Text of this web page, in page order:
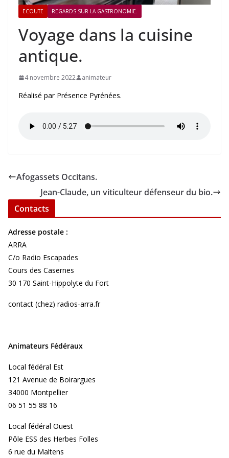
ECOUTE REGARDS SUR LA GASTRONOMIE.
Voyage dans la cuisine
antique.
4 novembre 2022 animateur
Réalisé par Présence Pyrénées.
Afogassets Occitans.
Jean-Claude, un viticulteur défenseur du bio.
Contacts
Adresse postale :
ARRA
C/o Radio Escapades
Cours des Casernes
30 170 Saint-Hippolyte du Fort
contact (chez) radios-arra.fr
Animateurs Fédéraux
Local fédéral Est
121 Avenue de Boirargues
34000 Montpellier
06 51 55 88 16
Local fédéral Ouest
Pôle ESS des Herbes Folles
6 rue du Maltens